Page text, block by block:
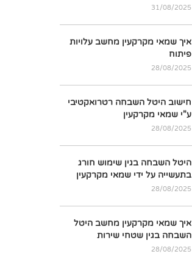
31/08/2025
איך שמאי מקרקעין מחשב עלויות
פיתוח
28/08/2025
חישוב היטל השבחה רטרואקטיבי
ע"י שמאי מקרקעין
28/08/2025
היטל השבחה בגין שימוש חורג
בתעשייה על ידי שמאי מקרקעין
28/08/2025
איך שמאי מקרקעין מחשב היטל
השבחה בגין שטחי שירות
28/08/2025